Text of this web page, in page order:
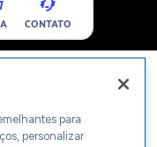
CONTATO
para
personalizar